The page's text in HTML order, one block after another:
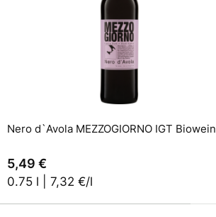
In den Warenkorb
Nero d`Avola MEZZOGIORNO IGT Biowein
5,49 €
0.75 l | 7,32 €/l